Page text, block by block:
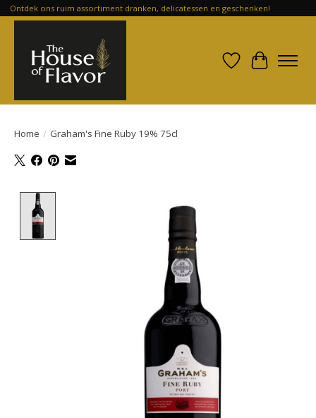
Ontdek ons ruim assortiment dranken, delicatessen en geschenken!
Verlanglijst
Home / Graham's Fine Ruby 19% 75cl